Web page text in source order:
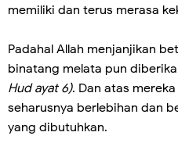
memiliki dan terus merasa
Padahal Allah menjanjikan
binatang melata pun
Hud ayat 6). Dan atas
seharusnya berlebihan dan
yang dibutuhkan.